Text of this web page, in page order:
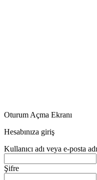
Oturum Açma Ekranı
Hesabınıza giriş
Kullanıcı adı veya e-posta
Şifre